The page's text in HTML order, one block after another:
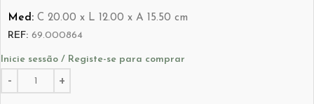
Med: C 20.00 x L 12.00 x A 15.50 cm
REF: 69.000864
Inicie sessão / Registe-se para comprar